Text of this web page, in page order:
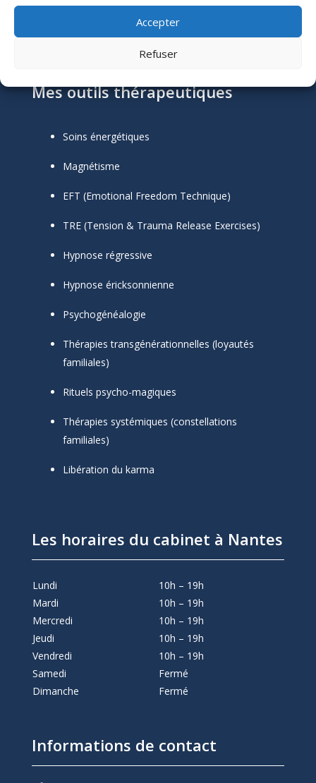
Accepter
Refuser
Mentions Légales
Mes outils thérapeutiques
Soins énergétiques
Magnétisme
EFT (Emotional Freedom Technique)
TRE (Tension & Trauma Release Exercises)
Hypnose régressive
Hypnose éricksonnienne
Psychogénéalogie
Thérapies transgénérationnelles (loyautés
familiales)
Rituels psycho-magiques
Thérapies systémiques (constellations
familiales)
Libération du karma
Les horaires du cabinet à Nantes
Lundi
10h – 19h
Mardi
10h – 19h
Mercredi
10h – 19h
Jeudi
10h – 19h
Vendredi
10h – 19h
Samedi
Fermé
Dimanche
Fermé
Informations de contact